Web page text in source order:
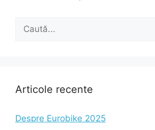
după:
Articole recente
Despre Eurobike 2025